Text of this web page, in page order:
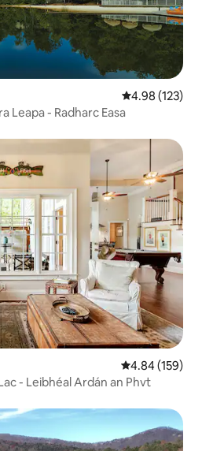
Meánrátáil
4.98 (123)
Leapa - Radharc Easa
Meánrátáil
4.84 (159)
- Leibhéal Ardán an Phvt